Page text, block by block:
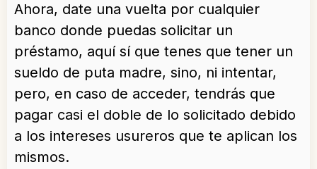
Ahora, date una vuelta por cualquier
banco donde puedas solicitar un
préstamo, aquí sí que tenes que tener un
sueldo de puta madre, sino, ni intentar,
pero, en caso de acceder, tendrás que
pagar casi el doble de lo solicitado debido
a los intereses usureros que te aplican los
mismos.